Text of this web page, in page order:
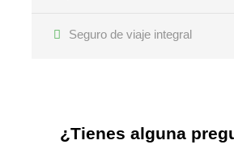
Seguro de viaje integral
¿Tienes alguna